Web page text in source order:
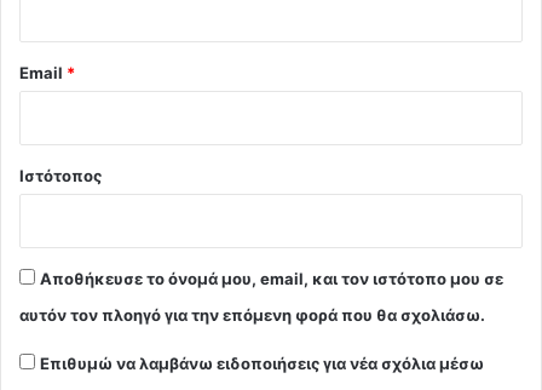
Email *
Ιστότοπος
Αποθήκευσε το όνομά μου, email, και τον ιστότοπο μου σε
αυτόν τον πλοηγό για την επόμενη φορά που θα σχολιάσω.
Επιθυμώ να λαμβάνω ειδοποιήσεις για νέα σχόλια μέσω